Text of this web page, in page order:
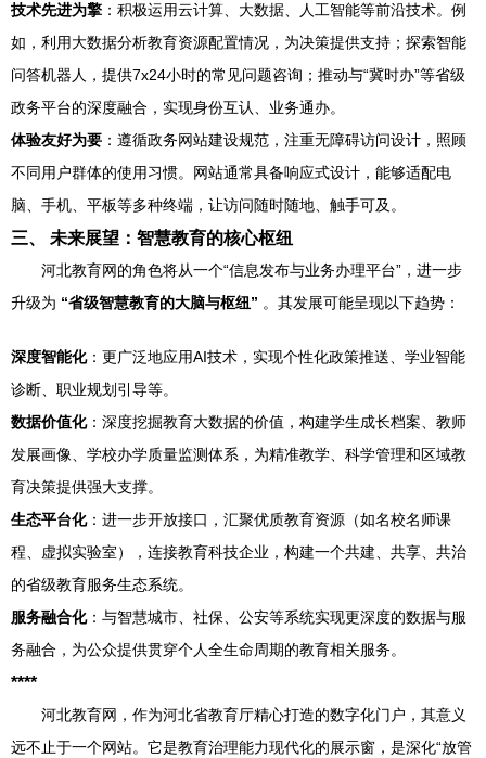
技术先进为擎 ：积极运用云计算、大数据、人工智能等前沿技术。例
如，利用大数据分析教育资源配置情况，为决策提供支持；探索智能
问答机器人，提供7x24小时的常见问题咨询；推动与“冀时办”等省级
政务平台的深度融合，实现身份互认、业务通办。
体验友好为要 ：遵循政务网站建设规范，注重无障碍访问设计，照顾
不同用户群体的使用习惯。网站通常具备响应式设计，能够适配电
脑、手机、平板等多种终端，让访问随时随地、触手可及。
三、 未来展望：智慧教育的核心枢纽
河北教育网的角色将从一个“信息发布与业务办理平台”，进一步
升级为 “省级智慧教育的大脑与枢纽” 。其发展可能呈现以下趋势：
深度智能化：更广泛地应用AI技术，实现个性化政策推送、学业智能
诊断、职业规划引导等。
数据价值化：深度挖掘教育大数据的价值，构建学生成长档案、教师
发展画像、学校办学质量监测体系，为精准教学、科学管理和区域教
育决策提供强大支撑。
生态平台化：进一步开放接口，汇聚优质教育资源（如名校名师课
程、虚拟实验室），连接教育科技企业，构建一个共建、共享、共治
的省级教育服务生态系统。
服务融合化：与智慧城市、社保、公安等系统实现更深度的数据与服
务融合，为公众提供贯穿个人全生命周期的教育相关服务。
****
河北教育网，作为河北省教育厅精心打造的数字化门户，其意义
远不止于一个网站。它是教育治理能力现代化的展示窗，是深化“放管